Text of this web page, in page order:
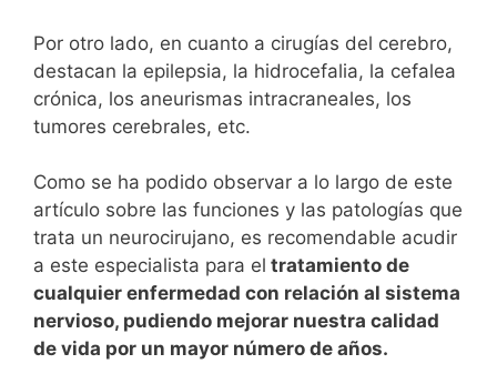
Por otro lado, en cuanto a cirugías del cerebro,
destacan la epilepsia, la hidrocefalia, la cefalea
crónica, los aneurismas intracraneales, los
tumores cerebrales, etc.
Como se ha podido observar a lo largo de este
artículo sobre las funciones y las patologías que
trata un neurocirujano, es recomendable acudir
a este especialista para el tratamiento de
cualquier enfermedad con relación al sistema
nervioso, pudiendo mejorar nuestra calidad
de vida por un mayor número de años.